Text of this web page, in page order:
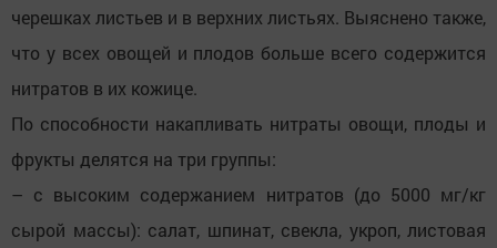
черешках листьев и в верхних листьях. Выяснено также,
что у всех овощей и плодов больше всего содержится
нитратов в их кожице.
По способности накапливать нитраты овощи, плоды и
фрукты делятся на три группы:
– с высоким содержанием нитратов (до 5000 мг/кг
сырой массы): салат, шпинат, свекла, укроп, листовая